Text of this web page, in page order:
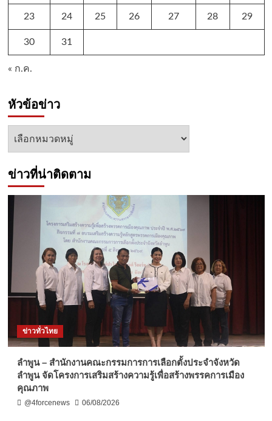
23 24 25 26 27 28 29
30 31
« ก.ค.
หัวข้อข่าว
หัวข้อ
ข่าวที่น่าติดตาม
ข่าวทั่วไทย
ลำพูน – สำนักงานคณะกรรมการการเลือกตั้งประจำจังหวัด
ลำพูน จัดโครงการเสริมสร้างความรู้เพื่อสร้างพรรคการเมือง
คุณภาพ
@4forcenews 06/08/2026